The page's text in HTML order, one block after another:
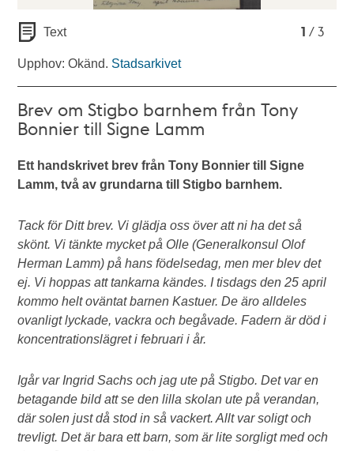
1 / 3
Text
Upphov: Okänd. Stadsarkivet
Brev om Stigbo barnhem från Tony
Bonnier till Signe Lamm
Ett handskrivet brev från Tony Bonnier till Signe
Lamm, två av grundarna till Stigbo barnhem.
Tack för Ditt brev. Vi glädja oss över att ni ha det så
skönt. Vi tänkte mycket på Olle (Generalkonsul Olof
Herman Lamm) på hans födelsedag, men mer blev det
ej. Vi hoppas att tankarna kändes. I tisdags den 25 april
kommo helt oväntat barnen Kastuer. De äro alldeles
ovanligt lyckade, vackra och begåvade. Fadern är död i
koncentrationslägret i februari i år.
Igår var Ingrid Sachs och jag ute på Stigbo. Det var en
betagande bild att se den lilla skolan ute på verandan,
där solen just då stod in så vackert. Allt var soligt och
trevligt. Det är bara ett barn, som är lite sorgligt med och